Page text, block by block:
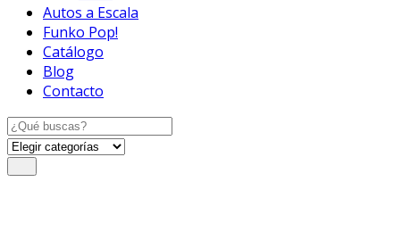
Autos a Escala
Funko Pop!
Catálogo
Blog
Contacto
Search
for: